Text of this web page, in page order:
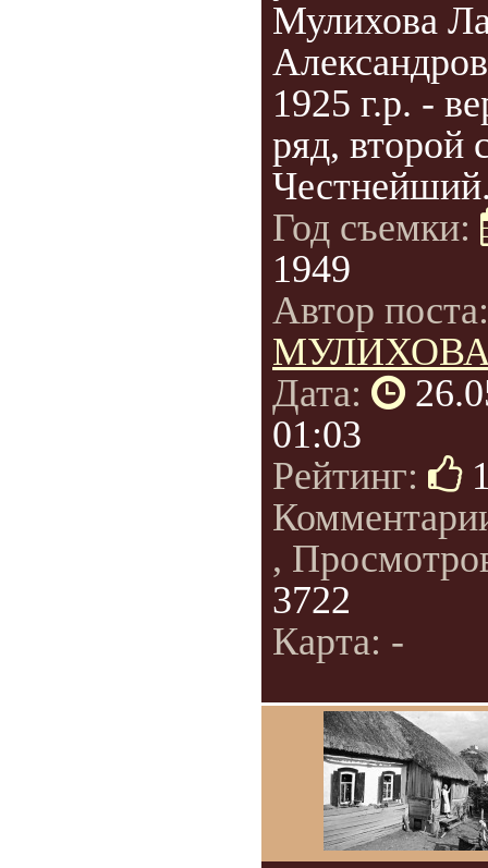
Мулихова
1925 г.р. -
ряд, второй
Год съемки:
1949
Автор
Дата:
01:03
Рейтинг:
,
3722
Карта: -